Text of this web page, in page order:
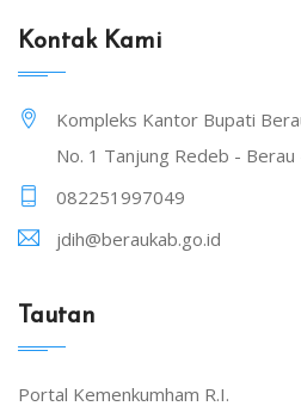
Kontak Kami
Kompleks Kantor Bupati
No. 1 Tanjung Redeb - Berau
082251997049
jdih@beraukab.go.id
Tautan
Portal Kemenkumham R.I.